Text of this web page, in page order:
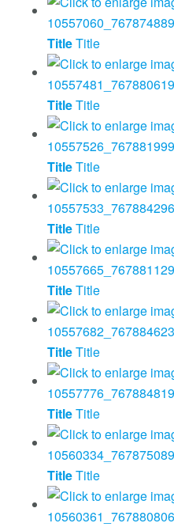
TitleTitle
TitleTitle
TitleTitle
TitleTitle
TitleTitle
TitleTitle
TitleTitle
TitleTitle